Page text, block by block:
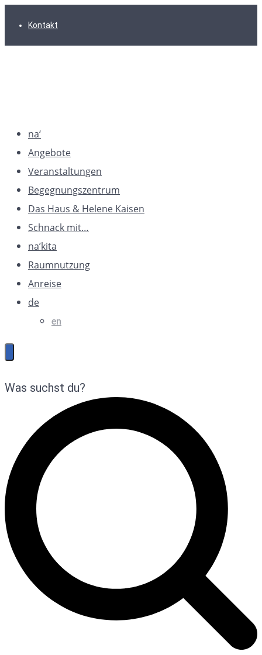
Hauptnavigation
Inhalt
FooterKontakt
na‘
Angebote
Veranstaltungen
Begegnungszentrum
Das Haus & Helene Kaisen
Schnack mit…
na’kita
Raumnutzung
Anreise
de
en
Was suchst du?